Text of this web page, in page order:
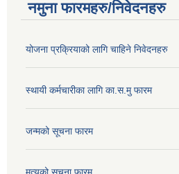
नमुना फारमहरु/निवेदनहरु
योजना प्रक्रियाको लागि चाहिने निवेदनहरु
स्थायी कर्मचारीका लागि का.स.मु फारम
जन्मको सूचना फारम
मृत्युको सूचना फारम